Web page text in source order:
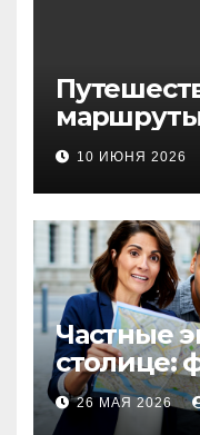
10 ИЮНЯ 2026
Частные
столице:
26 МАЯ 2026